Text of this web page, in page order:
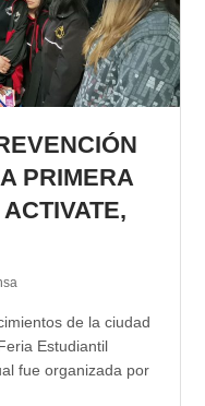
PRIMERA
de la ciudad
Estudiantil
fue organizada por